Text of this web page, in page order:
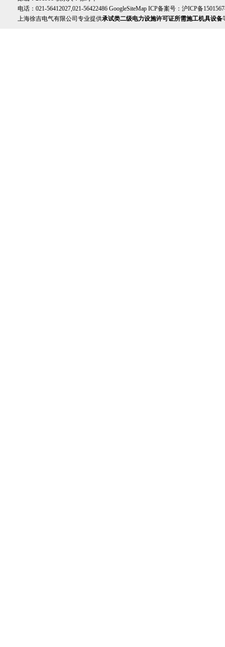
电话：021-56412027,021-56422486 GoogleSiteMap ICP备案号： 沪ICP备
上海徐吉电气有限公司专业提供承试类二级电力设施许可证所需施工机具设备